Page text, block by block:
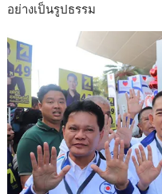
อย่างเป็นรูปธรรม